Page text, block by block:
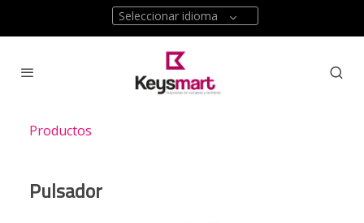
Seleccionar idioma
Productos
Pulsador